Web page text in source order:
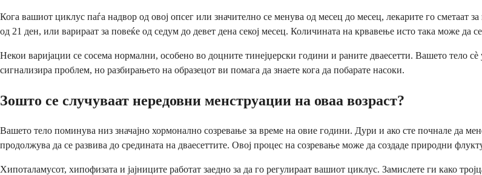
Кога вашиот циклус паѓа надвор од овој опсег или значително се менува од месец до месец, лекарите го
од 21 ден, или варираат за повеќе од седум до девет дена секој месец. Количината на крвавење исто така може да
Некои варијации се сосема нормални, особено во доцните тинејџерски години и раните дваесетти. Вашето тело
сигнализира проблем, но разбирањето на образецот ви помага да знаете кога да побарате насоки.
Зошто се случуваат нередовни менструации на оваа возраст?
Вашето тело поминува низ значајно хормонално созревање за време на овие години. Дури и ако сте почнале да
продолжува да се развива до средината на дваесеттите. Овој процес на созревање може да создаде природни
Хипоталамусот, хипофизата и јајниците работат заедно за да го регулираат вашиот циклус. Замислете ги како